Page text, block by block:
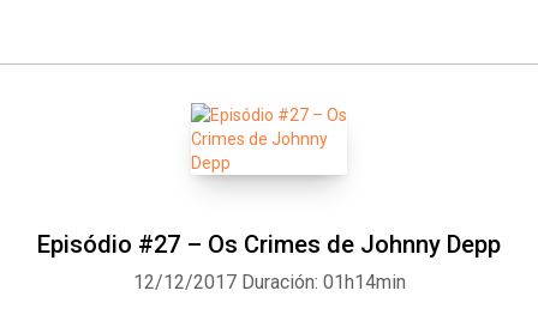
Episódio #27 – Os Crimes de Johnny Depp
12/12/2017 Duración: 01h14min